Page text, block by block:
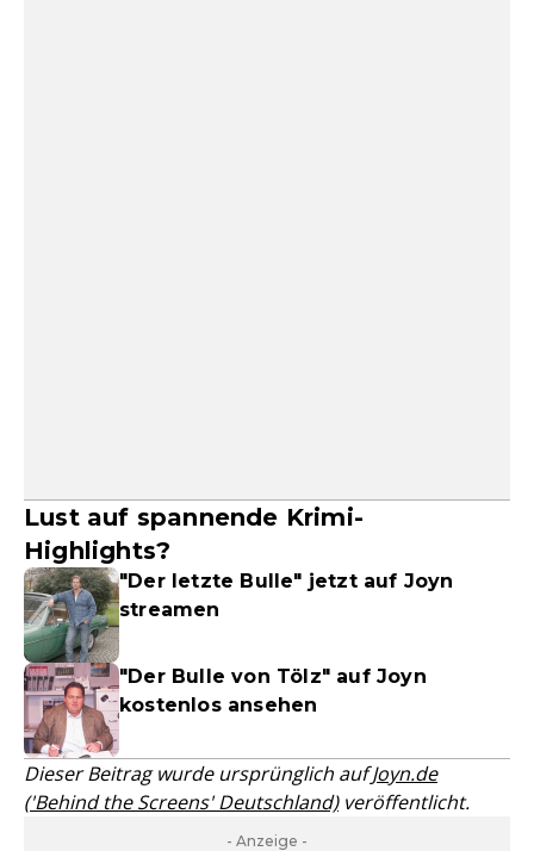
Lust auf spannende Krimi-
Highlights?
"Der letzte Bulle" jetzt auf Joyn
streamen
"Der Bulle von Tölz" auf Joyn
kostenlos ansehen
Dieser Beitrag wurde ursprünglich aufJoyn.de
('Behind the Screens' Deutschland)veröffentlicht.
- Anzeige -